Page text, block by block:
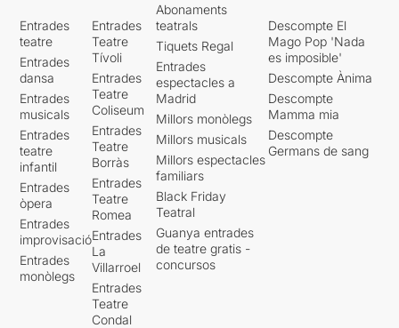
Entrades
teatre
Entrades
dansa
Entrades
musicals
Entrades
teatre
infantil
Entrades
òpera
Entrades
improvisació
Entrades
monòlegs
Entrades
Teatre
Tívoli
Entrades
Teatre
Coliseum
Entrades
Teatre
Borràs
Entrades
Teatre
Romea
Entrades
La
Villarroel
Entrades
Teatre
Condal
Abonaments
teatrals
Tiquets Regal
Entrades
espectacles a
Madrid
Millors monòlegs
Millors musicals
Millors espectacles
familiars
Black Friday
Teatral
Guanya entrades
de teatre gratis -
concursos
Descompte El
Mago Pop 'Nada
es imposible'
Descompte Ànima
Descompte
Mamma mia
Descompte
Germans de sang